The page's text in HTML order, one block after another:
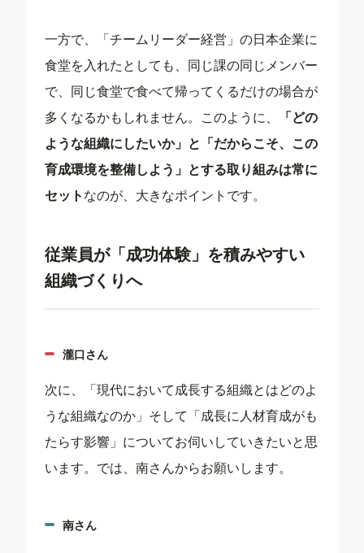
一方で、「チームリーダー経営」の日本企業に
食堂を入れたとしても、同じ課の同じメンバー
で、同じ食堂で食べて帰ってくるだけの場合が
多くなるかもしれません。このように、
「どの
ような組織にしたいか」と「だからこそ、この
育成環境を整備しよう」とする取り組みは常に
セットなのが、大きなポイントです。
従業員が「成功体験」を積みやすい
組織づくりへ
瀧口さん
次に、「現代において成長する組織とはどのよ
うな組織なのか」そして「成長に人材育成がも
たらす影響」についてお伺いしていきたいと思
います。では、南さんからお願いします。
南さん